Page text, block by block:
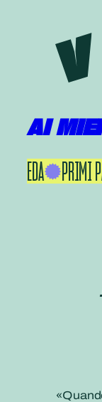
contenuto
AI
IKEDA PRIMI